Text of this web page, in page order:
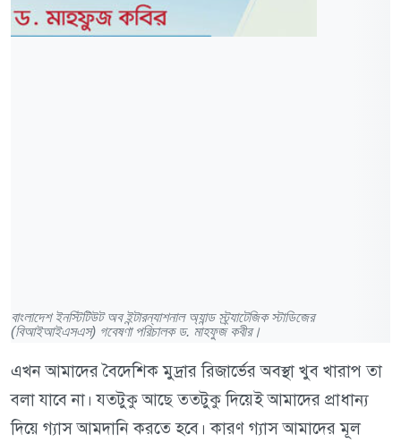
বাংলাদেশ ইনস্টিটিউট অব ইন্টারন্যাশনাল অ্যান্ড স্ট্র্যাটেজিক স্টাডিজের
(বিআইআইএসএস) গবেষণা পরিচালক ড. মাহফুজ কবীর।
এখন আমাদের বৈদেশিক মুদ্রার রিজার্ভের অবস্থা খুব খারাপ তা
বলা যাবে না। যতটুকু আছে ততটুকু দিয়েই আমাদের প্রাধান্য
দিয়ে গ্যাস আমদানি করতে হবে। কারণ গ্যাস আমাদের মূল